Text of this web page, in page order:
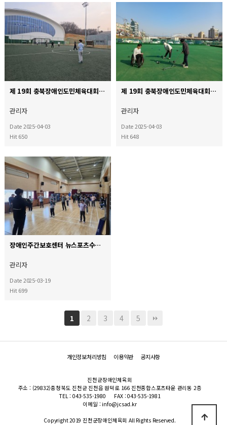
제 19회 충북장애인도민체육대회 축구훈련
관리자
Date 2025-04-03
Hit 650
제 19회 충북장애인도민체육대회 론볼훈련
관리자
Date 2025-04-03
Hit 648
장애인주간보호센터 뉴스포츠수업★
관리자
Date 2025-03-19
Hit 699
1 2 3 4 5
개인정보처리방침 이용약관 공지사항
진천군장애인체육회
주소 : (29832)충청북도 진천군 진천읍 원덕로 166 진천종합스포츠타운 관리동 2층
TEL : 043-535-1980
FAX : 043-535-1981
이메일 : info@jcsad.kr
Copyright 2019 진천군장애인체육회 All Rights Reserved.